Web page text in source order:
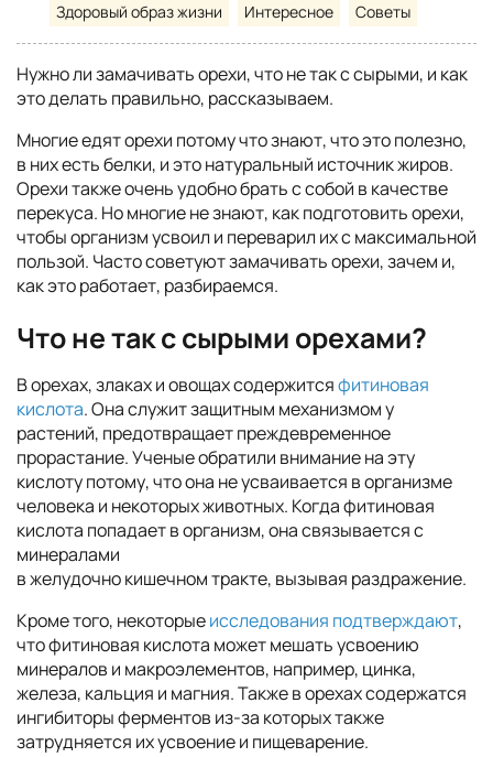
Здоровый образ жизни
Интересное Советы
Нужно ли замачивать орехи, что не так с сырыми, и как
это делать правильно, рассказываем.
Многие едят орехи потому что знают, что это полезно,
в них есть белки, и это натуральный источник жиров.
Орехи также очень удобно брать с собой в качестве
перекуса. Но многие не знают, как подготовить орехи,
чтобы организм усвоил и переварил их с максимальной
пользой. Часто советуют замачивать орехи, зачем и,
как это работает, разбираемся.
Что не так с сырыми орехами?
В орехах, злаках и овощах содержитсяфитиновая
кислота. Она служит защитным механизмом у
растений, предотвращает преждевременное
прорастание. Ученые обратили внимание на эту
кислоту потому, что она не усваивается в организме
человека и некоторых животных. Когда фитиновая
кислота попадает в организм, она связывается с
минералами
в желудочно кишечном тракте, вызывая раздражение.
Кроме того, некоторыеисследования подтверждают,
что фитиновая кислота может мешать усвоению
минералов и макроэлементов, например, цинка,
железа, кальция и магния. Также в орехах содержатся
ингибиторы ферментов из-за которых также
затрудняется их усвоение и пищеварение.